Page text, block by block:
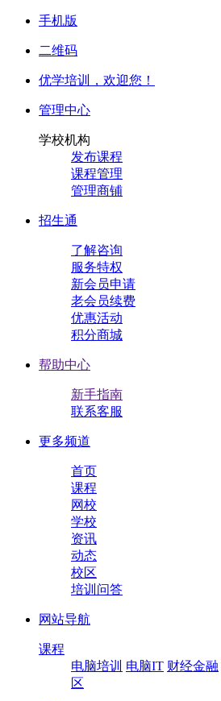
手机版
二维码
优学培训， 欢迎您！
管理中心
学校机构
发布课程
课程管理
管理商铺
招生通
了解咨询
服务特权
新会员申请
老会员续费
优惠活动
积分商城
帮助中心
新手指南
联系客服
更多频道
首页
课程
网校
学校
资讯
动态
校区
培训问答
网站导航
课程
电脑培训 电脑IT 财经金融
区